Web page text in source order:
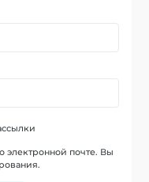
электронной почте. Вы